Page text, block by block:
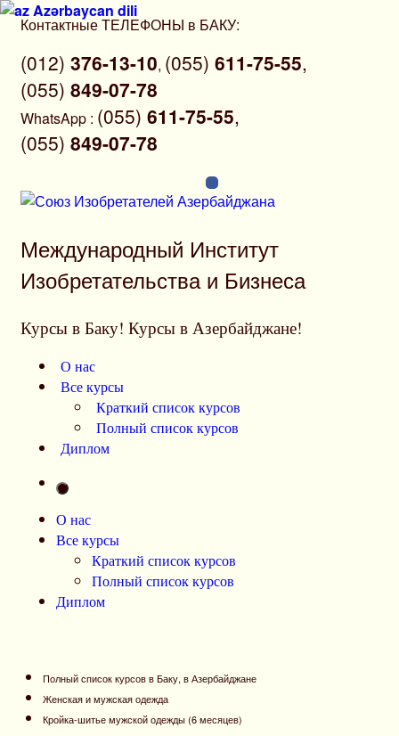
Перейти
содержимому
Контактные ТЕЛЕФОНЫ в БАКУ:
(012) 376-13-10, (055) 611-75-55,
(055) 849-07-78
WhatsApp : (055) 611-75-55,
(055) 849-07-78
Azərbaycan dili
Международный Институт
Изобретательства и Бизнеса
Курсы в Баку! Курсы в Азербайджане!
О нас
Все курсы
Краткий список курсов
Полный список курсов
Диплом
О нас
Все курсы
Краткий список курсов
Полный список курсов
Диплом
Полный список курсов в Баку, в Азербайджане
Женская и мужская одежда
Кройка-шитье мужской одежды (6 месяцев)